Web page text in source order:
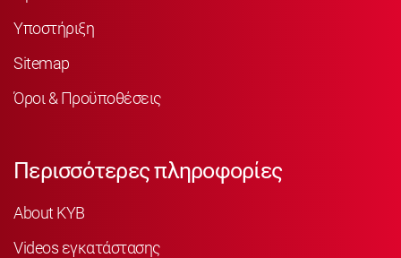
Υποστήριξη
Sitemap
Όροι & Προϋποθέσεις
Περισσότερες πληροφορίες
About KYB
Videos εγκατάστασης